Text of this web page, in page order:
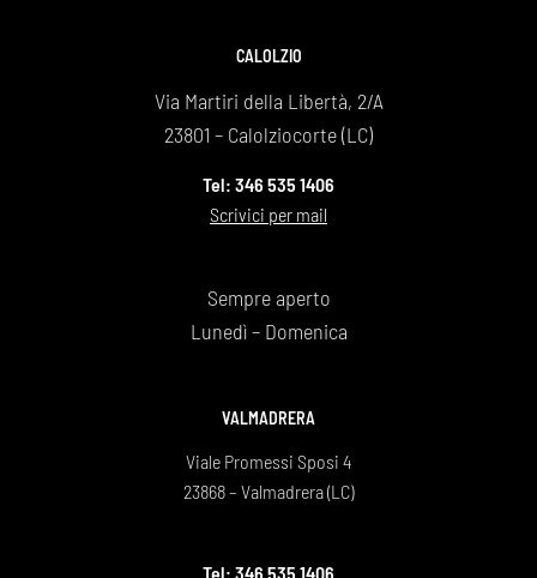
CALOLZIO
Via Martiri della Libertà, 2/A
23801 – Calolziocorte (LC)
Tel: 346 535 1406
Scrivici per mail
Sempre aperto
Lunedì – Domenica
VALMADRERA
Viale Promessi Sposi 4
23868 – Valmadrera (LC)
Tel: 346 535 1406